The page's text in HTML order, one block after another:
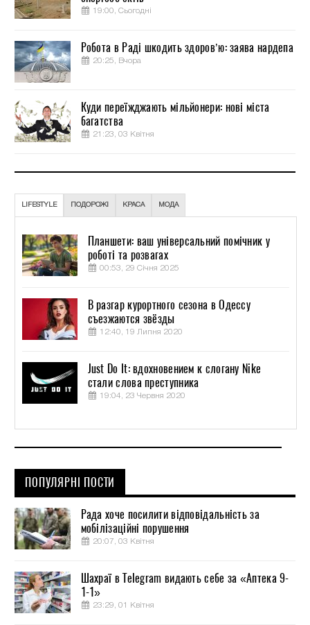
19:00, Сьогодні
Робота в Раді шкодить здоров’ю: заява нардепа
20:25, Вчора
Куди переїжджають мільйонери: нові міста
багатства
21:23, 03 Квітня
LIFESTYLE ПОДОРОЖІ КРАСА МОДА
Планшети: ваш універсальний помічник у
роботі та розвагах
00:53, 29 Січня 2025
В разгар курортного сезона в Одессу
съезжаются звёзды
12:40, 19 Липня 2020
Just Do It: вдохновением к слогану Nike
стали слова преступника
19:04, 23 Червня 2020
ПОПУЛЯРНІ ПОСТИ
Рада хоче посилити відповідальність за
мобілізаційні порушення
20:07, 03 Квітня
Шахраї в Telegram видають себе за «Аптека 9-
1-1»
23:29, 01 Квітня